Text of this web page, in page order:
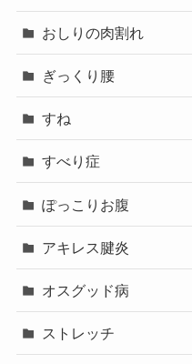
おしりの肉割れ
ぎっくり腰
すね
すべり症
ぽっこりお腹
アキレス腱炎
オスグッド病
ストレッチ